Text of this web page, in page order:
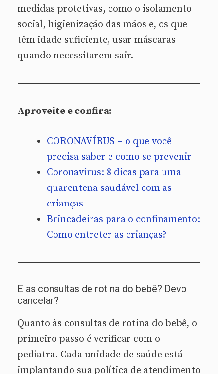
medidas protetivas, como o isolamento
social, higienização das mãos e, os que
têm idade suficiente, usar máscaras
quando necessitarem sair.
Aproveite e confira:
CORONAVÍRUS – o que você
precisa saber e como se prevenir
Coronavírus: 8 dicas para uma
quarentena saudável com as
crianças
Brincadeiras para o confinamento:
Como entreter as crianças?
E as consultas de rotina do bebê? Devo
cancelar?
Quanto às consultas de rotina do bebê, o
primeiro passo é verificar com o
pediatra. Cada unidade de saúde está
implantando sua política de atendimento